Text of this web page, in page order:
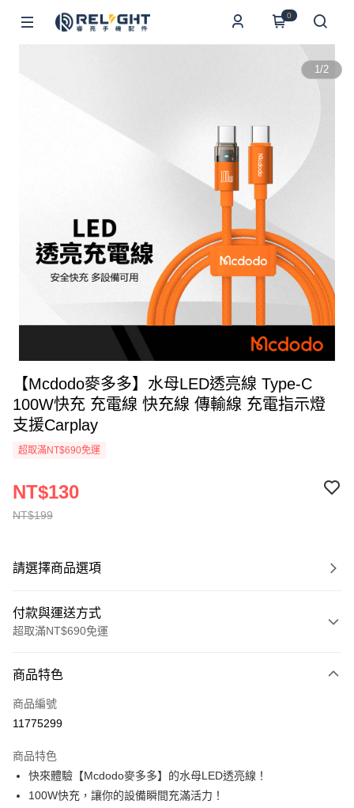
0
1/2
【Mcdodo麥多多】水母LED透亮線 Type-C
100W快充 充電線 快充線 傳輸線 充電指示燈
支援Carplay
超取滿NT$690免運
NT$199
NT$130
請選擇商品選項
付款與運送方式
超取滿NT$690免運
信用卡一次付款
超商取貨付款
Apple Pay
街口支付
商品特色
商品編號
11775299
商品特色
快來體驗【Mcdodo麥多多】的水母LED透亮線！
100W快充，讓你的設備瞬間充滿活力！